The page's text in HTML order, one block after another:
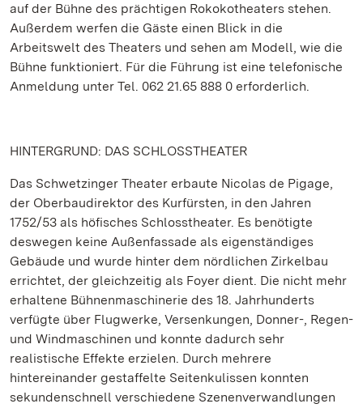
auf der Bühne des prächtigen Rokokotheaters stehen.
Außerdem werfen die Gäste einen Blick in die
Arbeitswelt des Theaters und sehen am Modell, wie die
Bühne funktioniert. Für die Führung ist eine telefonische
Anmeldung unter Tel. 062 21.65 888 0 erforderlich.
HINTERGRUND: DAS SCHLOSSTHEATER
Das Schwetzinger Theater erbaute Nicolas de Pigage,
der Oberbaudirektor des Kurfürsten, in den Jahren
1752/53 als höfisches Schlosstheater. Es benötigte
deswegen keine Außenfassade als eigenständiges
Gebäude und wurde hinter dem nördlichen Zirkelbau
errichtet, der gleichzeitig als Foyer dient. Die nicht mehr
erhaltene Bühnenmaschinerie des 18. Jahrhunderts
verfügte über Flugwerke, Versenkungen, Donner-, Regen-
und Windmaschinen und konnte dadurch sehr
realistische Effekte erzielen. Durch mehrere
hintereinander gestaffelte Seitenkulissen konnten
sekundenschnell verschiedene Szenenverwandlungen